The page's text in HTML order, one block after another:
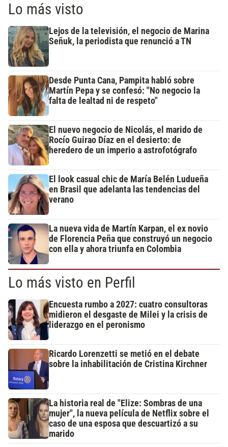
Lo más visto
Lejos de la televisión, el negocio de Marina
Señuk, la periodista que renunció a TN
Desde Punta Cana, Pampita habló sobre
Martín Pepa y se confesó: "No negocio la
falta de lealtad ni de respeto"
El nuevo negocio de Nicolás, el marido de
Rocío Guirao Díaz en el desierto: de
heredero de un imperio a astrofotógrafo
El look casual chic de María Belén Ludueña
en Brasil que adelanta las tendencias del
verano
La nueva vida de Martín Karpan, el ex novio
de Florencia Peña que construyó un negocio
con ella y ahora triunfa en Colombia
Lo más visto en Perfil
Encuesta rumbo a 2027: cuatro consultoras
midieron el desgaste de Milei y la crisis de
liderazgo en el peronismo
Ricardo Lorenzetti se metió en el debate
sobre la inhabilitación de Cristina Kirchner
La historia real de "Elize: Sombras de una
mujer", la nueva película de Netflix sobre el
caso de una esposa que descuartizó a su
marido